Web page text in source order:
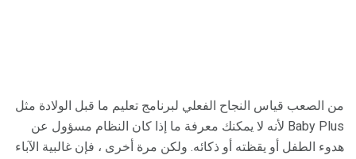
من الصعب قياس النجاح الفعلي لبرنامج تعليم ما قبل الولادة مثل
Baby Plus لأنه لا يمكنك معرفة ما إذا كان النظام مسؤول عن
هدوء الطفل أو يقظته أو ذكائه. ولكن مرة أخرى ، فإن غالبية الآباء